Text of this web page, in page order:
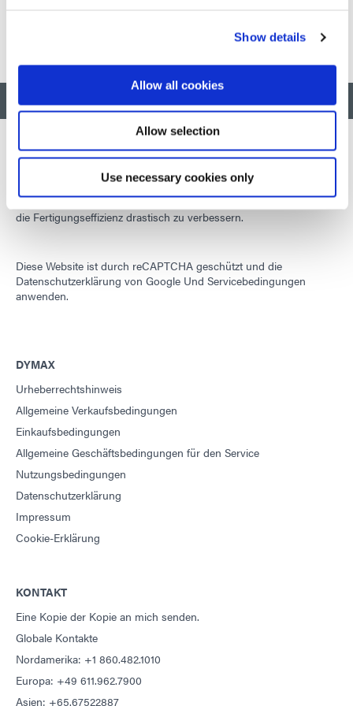
Show details
Allow all cookies
Allow selection
Use necessary cookies only
ZURÜCK NACH OBEN
Wir entwickeln innovative, schnell härtende und lichthärtende
Materialien, Dosiergeräte und UV-/LED-Lichthärtungssysteme, um
die Fertigungseffizienz drastisch zu verbessern.
Diese Website ist durch reCAPTCHA geschützt und die
Datenschutzerklärung von Google Und Servicebedingungen
anwenden.
DYMAX
Urheberrechtshinweis
Allgemeine Verkaufsbedingungen
Einkaufsbedingungen
Allgemeine Geschäftsbedingungen für den Service
Nutzungsbedingungen
Datenschutzerklärung
Impressum
Cookie-Erklärung
KONTAKT
Eine Kopie der Kopie an mich senden.
Globale Kontakte
Nordamerika: +1 860.482.1010
Europa: +49 611.962.7900
Asien: +65.67522887